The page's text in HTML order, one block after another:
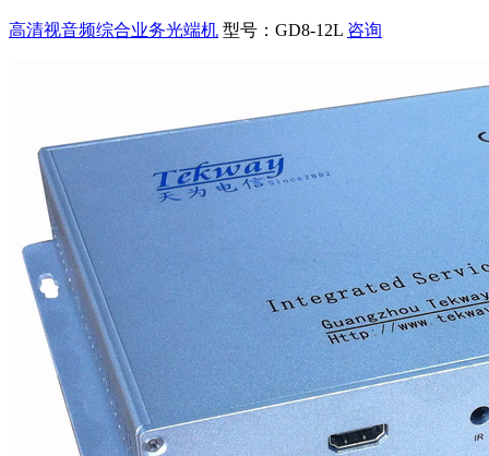
高清视音频综合业务光端机 型号：GD8-12L 咨询